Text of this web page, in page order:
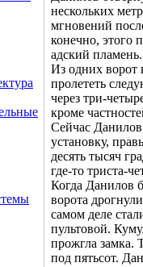
нескольких
мгновений
конечно, этого
адский пламень.
Из одних ворот
пролететь
через три-
кроме
Сейчас
установку,
десять тысяч
где-то триста-
Когда Данилов
ворота
самом деле
пультовой.
прожгла замка.
под пятьсот.